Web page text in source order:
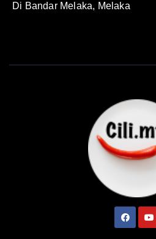
Di Bandar Melaka, Melaka